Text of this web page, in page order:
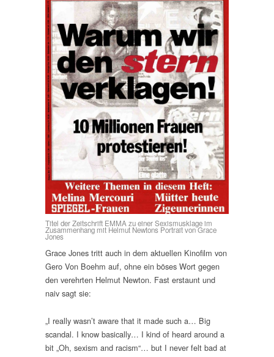
Titel der Zeitschrift EMMA zu einer Sexismusklage im
Zusammenhang mit Helmut Newtons Portrait von Grace
Jones
Grace Jones tritt auch in dem aktuellen Kinofilm von
Gero Von Boehm auf, ohne ein böses Wort gegen
den verehrten Helmut Newton. Fast erstaunt und
naiv sagt sie:
„I really wasn’t aware that it made such a… Big
scandal. I know basically… I kind of heard around a
bit „Oh, sexism and racism“… but I never felt bad at